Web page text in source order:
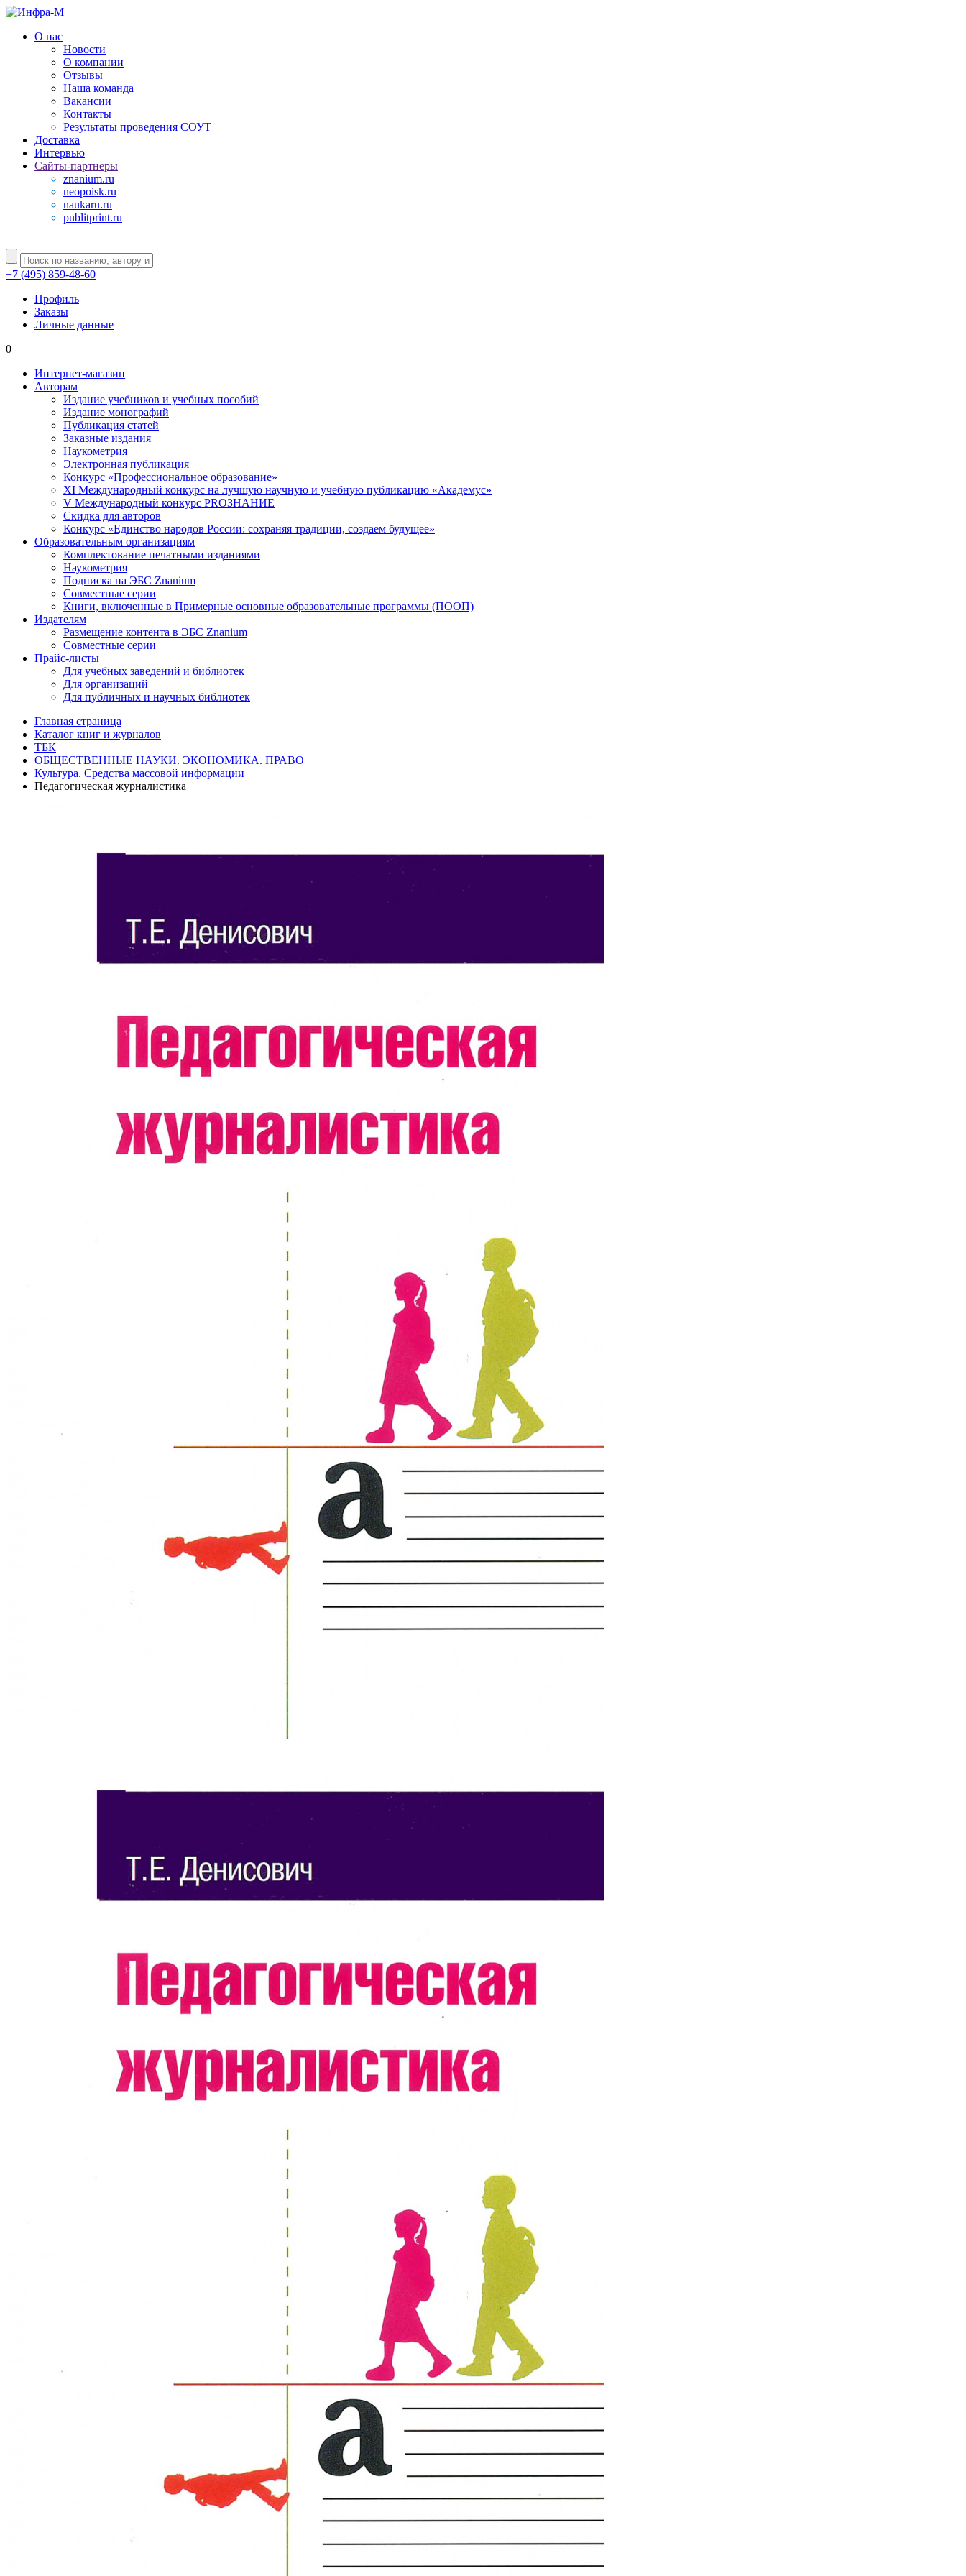
О нас
Новости
О компании
Отзывы
Наша команда
Вакансии
Контакты
Результаты проведения СОУТ
Доставка
Интервью
Сайты-партнеры
znanium.ru
neopoisk.ru
naukaru.ru
publitprint.ru
+7 (495) 859-48-60
Профиль
Заказы
Личные данные
0
Интернет-магазин
Авторам
Издание учебников и учебных пособий
Издание монографий
Публикация статей
Заказные издания
Наукометрия
Электронная публикация
Конкурс «Профессиональное образование»
XI Международный конкурс на лучшую научную и учебную публикацию «Академус»
V Международный конкурс PROЗНАНИЕ
Скидка для авторов
Конкурс «Единство народов России: сохраняя традиции, создаем будущее»
Образовательным организациям
Комплектование печатными изданиями
Наукометрия
Подписка на ЭБС Znanium
Совместные серии
Книги, включенные в Примерные основные образовательные программы (ПООП)
Издателям
Размещение контента в ЭБС Znanium
Совместные серии
Прайс-листы
Для учебных заведений и библиотек
Для организаций
Для публичных и научных библиотек
Главная страница
Каталог книг и журналов
ТБК
ОБЩЕСТВЕННЫЕ НАУКИ. ЭКОНОМИКА. ПРАВО
Культура. Средства массовой информации
Педагогическая журналистика